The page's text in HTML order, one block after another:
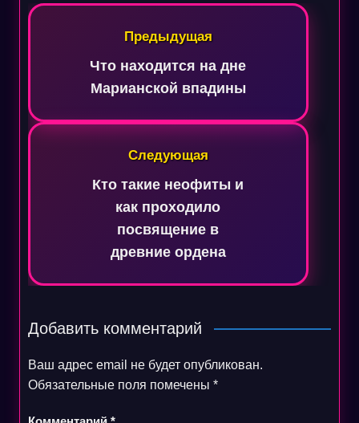
Навигация
записям
Предыдущая
Что находится на дне
Марианской впадины
Следующая
Кто такие неофиты и
как проходило
посвящение в
древние ордена
Добавить комментарий
Ваш адрес email не будет опубликован.
Обязательные поля помечены *